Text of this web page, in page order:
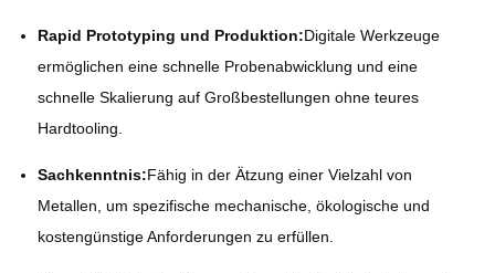
Rapid Prototyping und Produktion:Digitale Werkzeuge
ermöglichen eine schnelle Probenabwicklung und eine
schnelle Skalierung auf Großbestellungen ohne teures
Hardtooling.
Sachkenntnis:Fähig in der Ätzung einer Vielzahl von
Metallen, um spezifische mechanische, ökologische und
kostengünstige Anforderungen zu erfüllen.